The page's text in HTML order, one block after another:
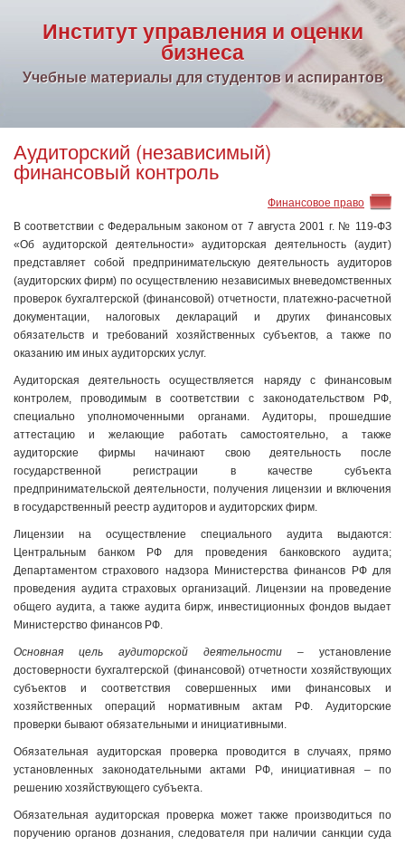
Институт управления и оценки
бизнеса
Учебные материалы для студентов и аспирантов
Аудиторский (независимый)
финансовый контроль
Финансовое право
В соответствии с Федеральным законом от 7 августа 2001 г. № 119-ФЗ
«Об аудиторской деятельности» аудиторская деятельность (аудит)
представляет собой предпринимательскую деятельность аудиторов
(аудиторских фирм) по осуществлению независимых вневедомственных
проверок бухгалтерской (финансовой) отчетности, платежно-расчетной
документации, налоговых деклараций и других финансовых
обязательств и требований хозяйственных субъектов, а также по
оказанию им иных аудиторских услуг.
Аудиторская деятельность осуществляется наряду с финансовым
контролем, проводимым в соответствии с законодатель­ством РФ,
специально уполномоченными органами. Аудиторы, прошедшие
аттестацию и желающие работать самостоятельно, а также
аудиторские фирмы начинают свою деятельность после
государственной регистрации в качестве субъекта
предпринимательской деятельности, получения лицензии и включения
в государственный реестр аудиторов и аудиторских фирм.
Лицензии на осуществление специального аудита выдаются:
Центральным банком РФ для проведения банковского аудита;
Департаментом страхового надзора Министерства финансов РФ для
проведения аудита страховых организаций. Лицензии на проведение
общего аудита, а также аудита бирж, инвестиционных фондов выдает
Министерство финансов РФ.
Основная цель аудиторской деятельности – установление
достоверности бухгалтерской (финансовой) отчетности хозяйствующих
субъектов и соответствия совершенных ими финансовых и
хозяйственных операций нормативным актам РФ. Аудиторские
проверки бывают обязательными и инициативными.
Обязательная аудиторская проверка проводится в случаях, прямо
установленных законодательными актами РФ, инициативная – по
решению хозяйствующего субъекта.
Обязательная аудиторская проверка может также производиться по
поручению органов дознания, следователя при наличии санкции суда